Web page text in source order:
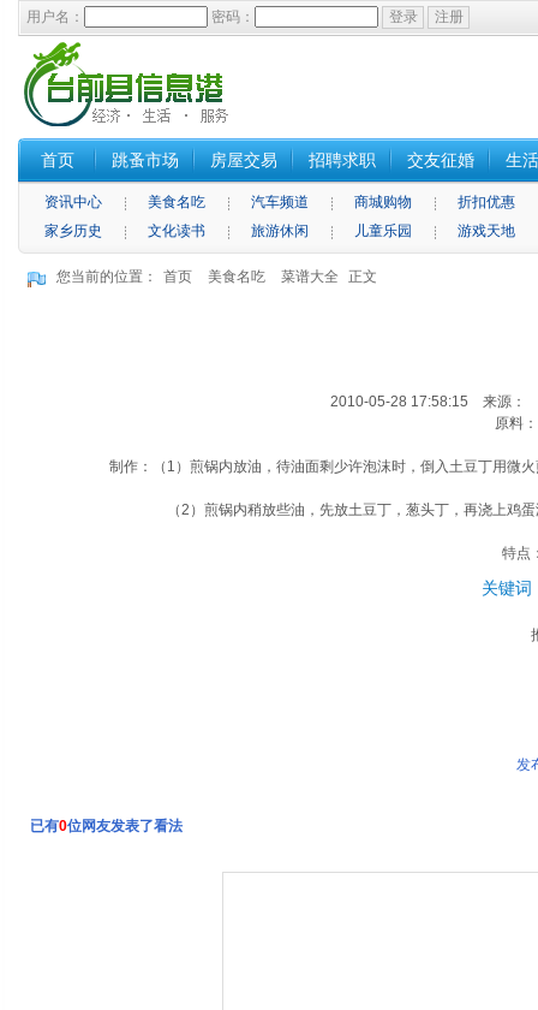
用户名： 密码：
首页 跳蚤市场 房屋交易 招聘求职 交友征婚 生
资讯中心 美食名吃 汽车频道 商城购物
折扣优惠
家乡历史
文化读书 旅游休闲 儿童乐园 游戏天地
您当前的位置： 首页 美食名吃 菜谱大全 正文
2010-05-28 17:58:15 来源：
原料
制作：（1）煎锅内放油，待油面剩少许泡沫时，倒入土豆丁用微
（2）煎锅内稍放些油，先放土豆丁，葱头丁，再浇上鸡
特点
关键词
发
已有0位网友发表了看法